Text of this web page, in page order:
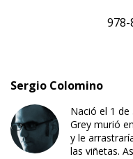
978-
Sergio Colomino
Nació el 1 de
Grey murió
y le
las viñetas.